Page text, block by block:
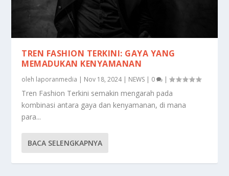
TREN FASHION TERKINI: GAYA YANG
MEMADUKAN KENYAMANAN
oleh laporanmedia | Nov 18, 2024| NEWS | 0 |
Tren Fashion Terkini semakin mengarah pada
kombinasi antara gaya dan kenyamanan, di mana
para...
BACA SELENGKAPNYA